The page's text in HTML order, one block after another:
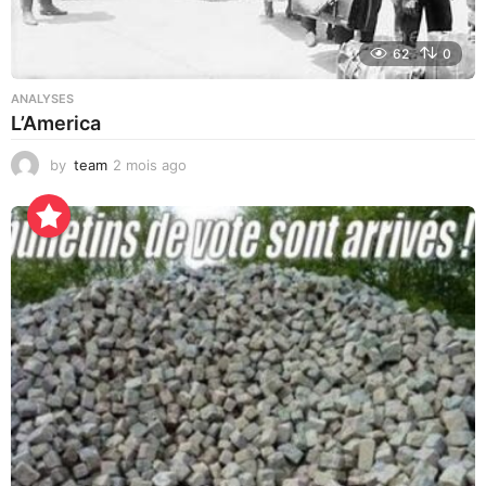
62 0
ANALYSES
L’America
by team 2 mois ago
u
r
s
a
g
o